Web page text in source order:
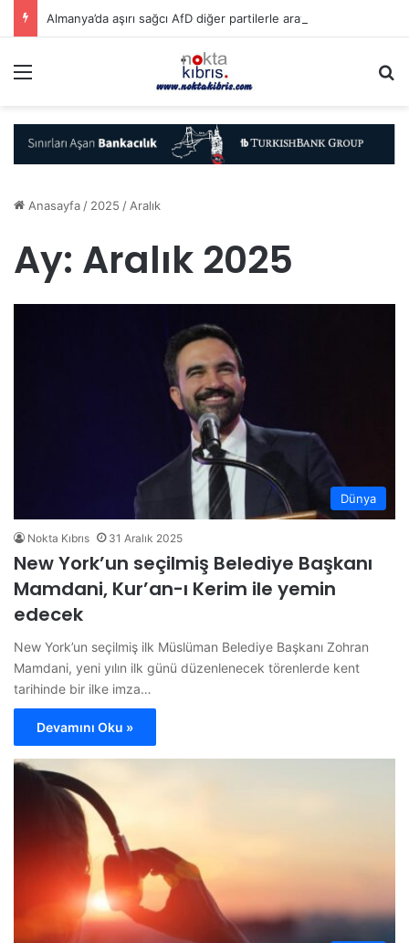
Almanya’da aşırı sağcı AfD diğer partilerle arayı açıyor…
Anasayfa / 2025 / Aralık
Ay: Aralık 2025
Dünya
Nokta Kıbrıs 31 Aralık 2025
New York’un seçilmiş Belediye Başkanı
Mamdani, Kur’an-ı Kerim ile yemin
edecek
New York’un seçilmiş ilk Müslüman Belediye Başkanı Zohran
Mamdani, yeni yılın ilk günü düzenlenecek törenlerde kent
tarihinde bir ilke imza…
Devamını Oku »